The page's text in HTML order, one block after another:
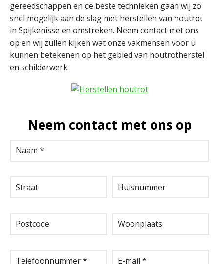
gereedschappen en de beste technieken gaan wij zo
snel mogelijk aan de slag met herstellen van houtrot
in Spijkenisse en omstreken. Neem contact met ons
op en wij zullen kijken wat onze vakmensen voor u
kunnen betekenen op het gebied van houtrotherstel
en schilderwerk.
Neem contact met ons op